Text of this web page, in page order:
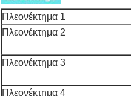
Πλεονέκτημα 1
Πλεονέκτημα 2
Πλεονέκτημα 3
Πλεονέκτημα 4